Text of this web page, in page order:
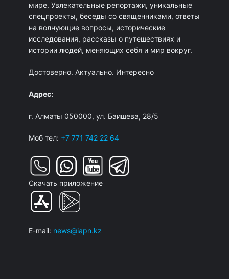
мире. Увлекательные репортажи, уникальные
спецпроекты, беседы со священниками, ответы
на волнующие вопросы, исторические
исследования, рассказы о путешествиях и
истории людей, меняющих себя и мир вокруг.
Достоверно. Актуально. Интересно
Адрес:
г. Алматы 050000, ул. Баишева, 28/5
Моб тел: +7 771 742 22 64
Скачать приложение
E-mail: news@iapn.kz